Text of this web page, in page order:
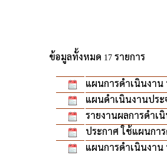
ข้อมูลทั้งหมด 17รายการ
แผนการดำเนินงา
แผนดำเนินงานปร
รายงานผลการดำเ
ประกาศ ใช้แผนกา
แผนการดำเนินงา